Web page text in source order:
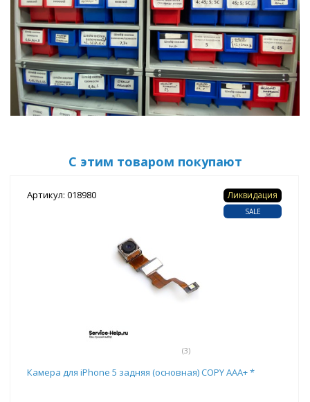
С этим товаром покупают
Артикул: 018980
(3)
Ликвидация
SALE
Камера для iPhone 5 задняя (основная) COPY ААА+ *